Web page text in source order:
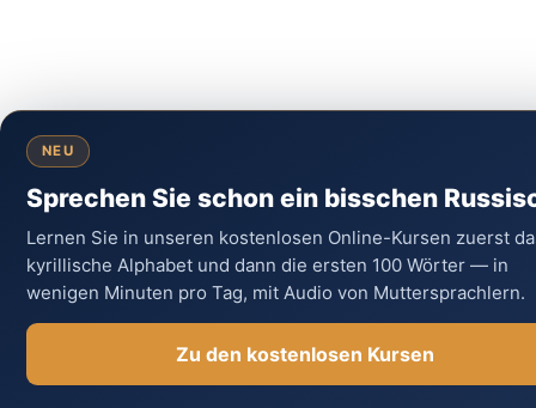
NEU
Sprechen Sie schon ein bisschen
Lernen Sie in unseren kostenlosen Online-Kursen zuerst
kyrillische Alphabet und dann die ersten 100 Wörter — in
wenigen Minuten pro Tag, mit Audio von Muttersprachlern.
Zu den kostenlosen Kursen